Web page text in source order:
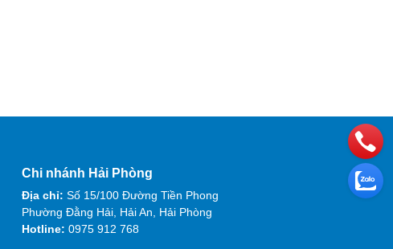
Chi nhánh Hải Phòng
Địa chỉ: Số 15/100 Đường Tiền Phong
Phường Đằng Hải, Hải An, Hải Phòng
Hotline: 0975 912 768